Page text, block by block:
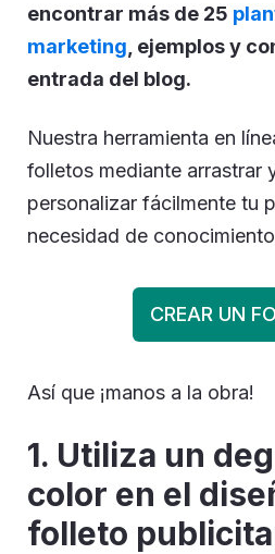
encontrar más de 25
marketing , ejemplos y
entrada del blog.
Nuestra herramienta en
folletos mediante arrastrar
personalizar fácilmente tu
necesidad de
CREAR UN
Así que ¡manos a la obra!
1. Utiliza un
color en el
folleto